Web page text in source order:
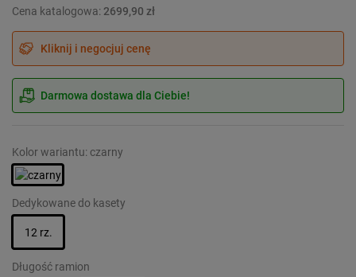
Cena katalogowa: 2699,90 zł
Kliknij i negocjuj cenę
Darmowa dostawa dla Ciebie!
Kolor wariantu: czarny
Dedykowane do kasety
12 rz.
Długość ramion